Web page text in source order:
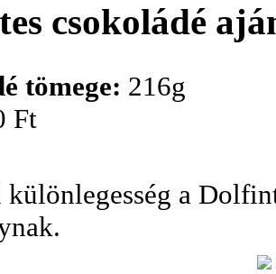
csokoládé
tömege: 216g
Ft
a